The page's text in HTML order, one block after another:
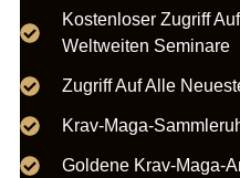
Kostenloser Zugriff
Weltweiten Seminare
Zugriff Auf Alle
Krav-Maga-
Goldene Krav-Maga-